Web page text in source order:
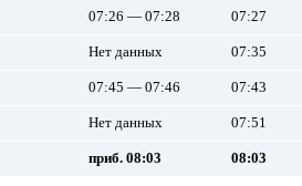
07:26 — 07:28 07:27
Нет данных 07:35
07:45 — 07:46 07:43
Нет данных 07:51
приб. 08:03 08:03